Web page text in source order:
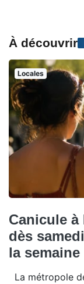
À découvrir
Locales
Canicule
dès
la
La métropole